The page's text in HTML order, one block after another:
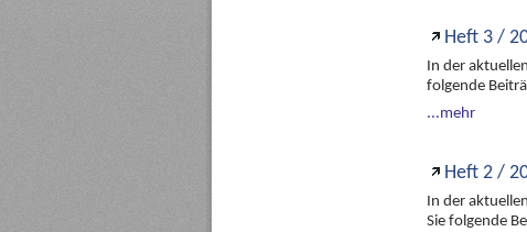
Heft 3 /
In der
folgende
...mehr
Heft 2 /
In der
Sie folgende